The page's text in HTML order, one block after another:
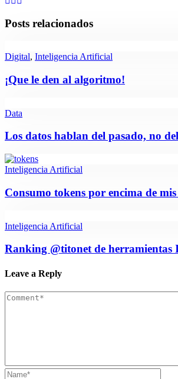
Posts relacionados
Digital, Inteligencia Artificial
¡Que le den al algoritmo!
Data
Los datos hablan del pasado, no
Inteligencia Artificial
Consumo tokens por encima de
Inteligencia Artificial
Ranking @titonet de herramientas
Leave a Reply